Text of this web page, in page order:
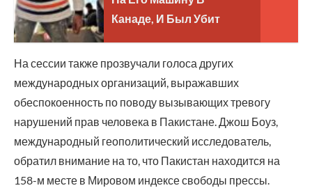
Канаде, И Был Убит
На сессии также прозвучали голоса других
международных организаций, выражавших
обеспокоенность по поводу вызывающих тревогу
нарушений прав человека в Пакистане. Джош Боуз,
международный геополитический исследователь,
обратил внимание на то, что Пакистан находится на
158-м месте в Мировом индексе свободы прессы.